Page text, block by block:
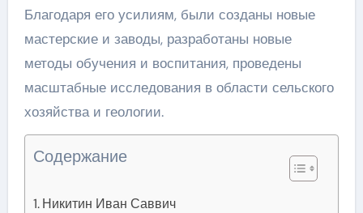
Благодаря его усилиям, были созданы новые
мастерские и заводы, разработаны новые
методы обучения и воспитания, проведены
масштабные исследования в области сельского
хозяйства и геологии.
Содержание
Никитин Иван Саввич